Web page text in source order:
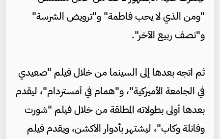
"ومن الذي لا يحب فاطمة" و"ترويض الشرسة"
و"نصف ربيع الآخر".
ثم اتجه بعدها إلى السينما من خلال فيلم "صعيدي
في الجامعة الأميركية"، و"همام في أمستردام"، ليقدم
بعدها أولى بطولاته المطلقة من خلال فيلم "شورت
وفانلة وكاب"، ليشتهر بأدوار الأكشن، ويقدم فيلم